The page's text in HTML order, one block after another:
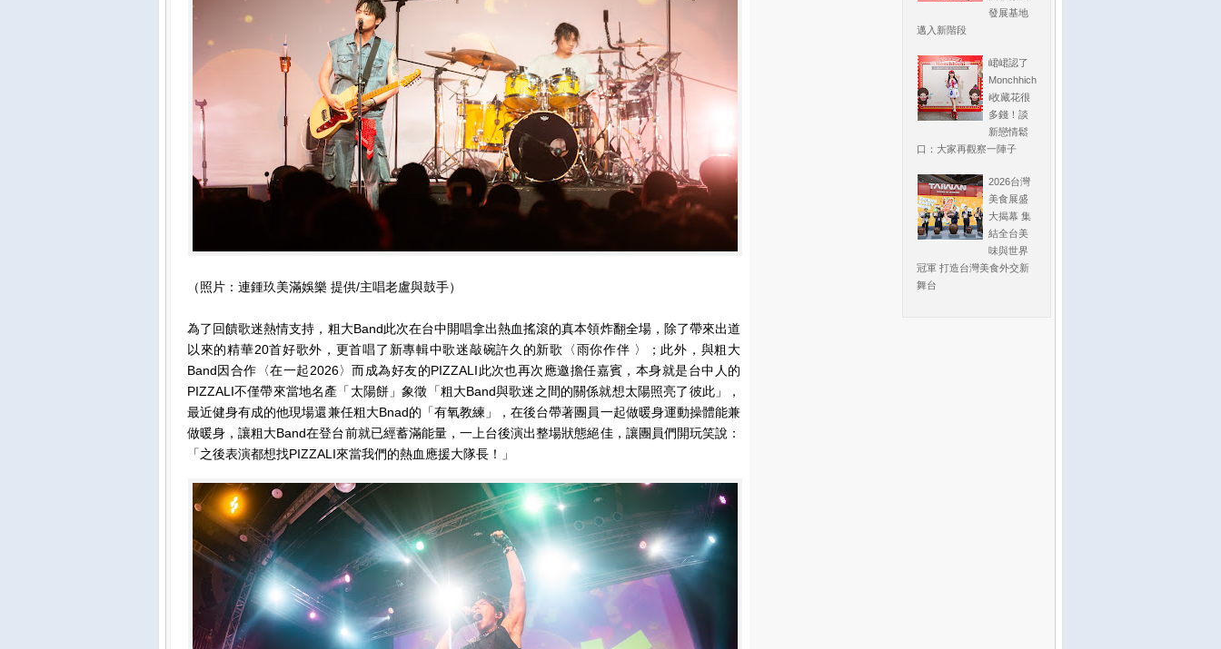
（照片：連鍾玖美滿娛樂 提供/主唱老盧與鼓手）
為了回饋歌迷熱情支持，粗大Band此次在台中開唱拿出熱血搖滾的真本領炸翻全場，除了帶來出道
以來的精華20首好歌外，更首唱了新專輯中歌迷敲碗許久的新歌〈雨你作伴 〉；此外，與粗大
Band因合作〈在一起2026〉而成為好友的PIZZALI此次也再次應邀擔任嘉賓，本身就是台中人的
PIZZALI不僅帶來當地名產「太陽餅」象徵「粗大Band與歌迷之間的關係就想太陽照亮了彼此」，
最近健身有成的他現場還兼任粗大Bnad的「有氧教練」，在後台帶著團員一起做暖身運動操體能兼
做暖身，讓粗大Band在登台前就已經蓄滿能量，一上台後演出整場狀態絕佳，讓團員們開玩笑說：
「之後表演都想找PIZZALI來當我們的熱血應援大隊長！」
發展基地
邁入新階段
峮峮認了
Monchhich
i收藏花很
多錢！談
新戀情鬆
口：大家再觀察一陣子
2026台灣
美食展盛
大揭幕 集
結全台美
味與世界
冠軍 打造台灣美食外交新
舞台